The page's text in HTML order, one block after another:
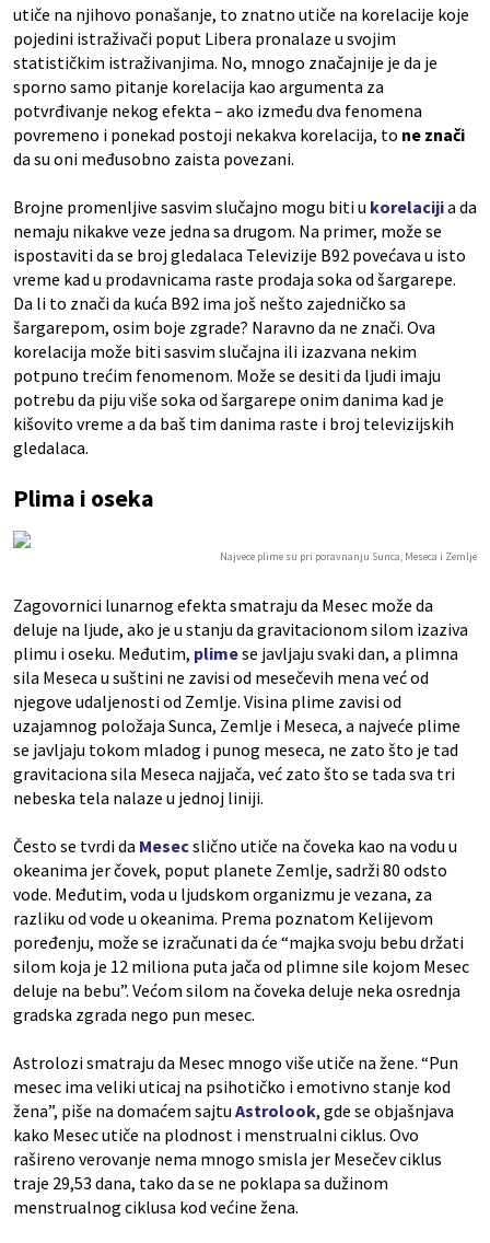
utiče na njihovo ponašanje, to znatno utiče na korelacije koje
pojedini istraživači poput Libera pronalaze u svojim
statističkim istraživanjima. No, mnogo značajnije je da je
sporno samo pitanje korelacija kao argumenta za
potvrđivanje nekog efekta – ako između dva fenomena
povremeno i ponekad postoji nekakva korelacija, to ne znači
da su oni međusobno zaista povezani.
Brojne promenljive sasvim slučajno mogu biti u korelacijia da
nemaju nikakve veze jedna sa drugom. Na primer, može se
ispostaviti da se broj gledalaca Televizije B92 povećava u isto
vreme kad u prodavnicama raste prodaja soka od šargarepe.
Da li to znači da kuća B92 ima još nešto zajedničko sa
šargarepom, osim boje zgrade? Naravno da ne znači. Ova
korelacija može biti sasvim slučajna ili izazvana nekim
potpuno trećim fenomenom. Može se desiti da ljudi imaju
potrebu da piju više soka od šargarepe onim danima kad je
kišovito vreme a da baš tim danima raste i broj televizijskih
gledalaca.
Plima i oseka
Najvece plime su pri poravnanju Sunca, Meseca i Zemlje
Zagovornici lunarnog efekta smatraju da Mesec može da
deluje na ljude, ako je u stanju da gravitacionom silom izaziva
plimu i oseku. Međutim, plimese javljaju svaki dan, a plimna
sila Meseca u suštini ne zavisi od mesečevih mena već od
njegove udaljenosti od Zemlje. Visina plime zavisi od
uzajamnog položaja Sunca, Zemlje i Meseca, a najveće plime
se javljaju tokom mladog i punog meseca, ne zato što je tad
gravitaciona sila Meseca najjača, već zato što se tada sva tri
nebeska tela nalaze u jednoj liniji.
Često se tvrdi da Mesecslično utiče na čoveka kao na vodu u
okeanima jer čovek, poput planete Zemlje, sadrži 80 odsto
vode. Međutim, voda u ljudskom organizmu je vezana, za
razliku od vode u okeanima. Prema poznatom Kelijevom
poređenju, može se izračunati da će “majka svoju bebu držati
silom koja je 12 miliona puta jača od plimne sile kojom Mesec
deluje na bebu”. Većom silom na čoveka deluje neka osrednja
gradska zgrada nego pun mesec.
Astrolozi smatraju da Mesec mnogo više utiče na žene. “Pun
mesec ima veliki uticaj na psihotičko i emotivno stanje kod
žena”, piše na domaćem sajtu Astrolook, gde se objašnjava
kako Mesec utiče na plodnost i menstrualni ciklus. Ovo
rašireno verovanje nema mnogo smisla jer Mesečev ciklus
traje 29,53 dana, tako da se ne poklapa sa dužinom
menstrualnog ciklusa kod većine žena.